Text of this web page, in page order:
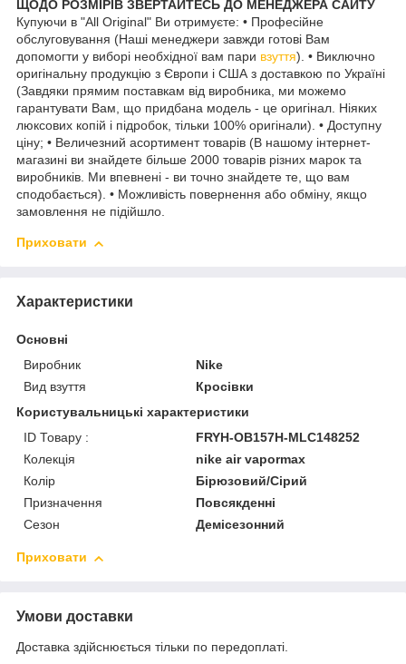
ЩОДО РОЗМІРІВ ЗВЕРТАЙТЕСЬ ДО МЕНЕДЖЕРА САЙТУ
Купуючи в "All Original" Ви отримуєте: • Професійне
обслуговування (Наші менеджери завжди готові Вам
допомогти у виборі необхідної вам пари взуття). • Виключно
оригінальну продукцію з Європи і США з доставкою по Україні
(Завдяки прямим поставкам від виробника, ми можемо
гарантувати Вам, що придбана модель - це оригінал. Ніяких
люксових копій і підробок, тільки 100% оригінали). • Доступну
ціну; • Величезний асортимент товарів (В нашому інтернет-
магазині ви знайдете більше 2000 товарів різних марок та
виробників. Ми впевнені - ви точно знайдете те, що вам
сподобається). • Можливість повернення або обміну, якщо
замовлення не підійшло.
Приховати
Характеристики
Основні
Виробник
Nike
Вид взуття
Кросівки
Користувальницькі характеристики
ID Товару :
FRYH-OB157H-MLC148252
Колекція
nike air vapormax
Колір
Бірюзовий/Сірий
Призначення
Повсякденні
Сезон
Демісезонний
Приховати
Умови доставки
Доставка здійснюється тільки по передоплаті.